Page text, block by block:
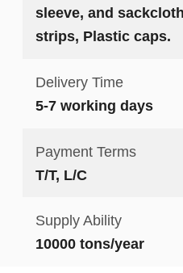
sleeve, and
strips, Plastic caps.
Delivery Time
5-7 working days
Payment Terms
T/T, L/C
Supply Ability
10000 tons/year